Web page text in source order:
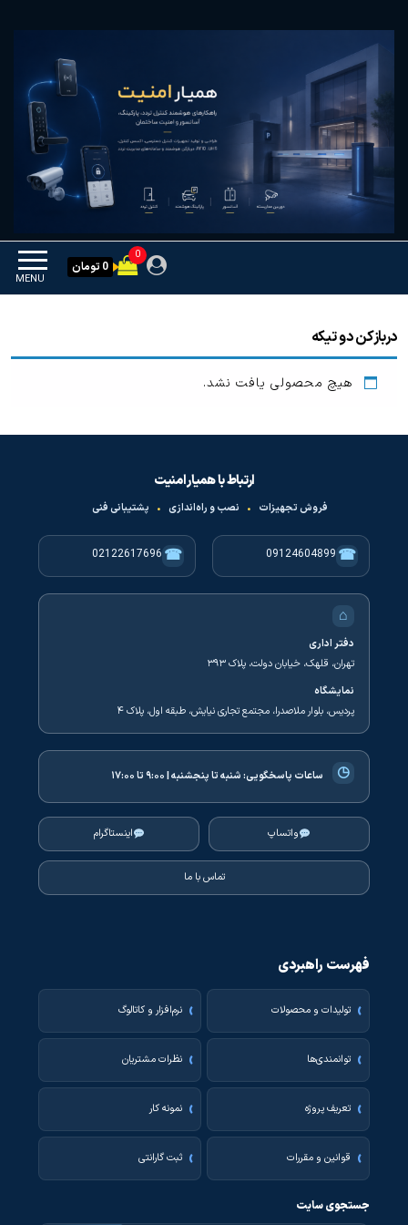
همیار امنیت
MENU
0
0 تومان
دربازکن دو تیکه
هیچ محصولی یافت نشد.
ارتباط با همیار امنیت
فروش تجهیزات • نصب و راه‌اندازی • پشتیبانی فنی
☎
09124604899
☎
02122617696
⌂
دفتر اداری
تهران، قلهک، خیابان دولت، پلاک ۳۹۳
نمایشگاه
پردیس، بلوار ملاصدرا، مجتمع تجاری نیایش، طبقه اول، پلاک ۴
◷ ساعات پاسخگویی:شنبه تا پنجشنبه | ۹:۰۰ تا ۱۷:۰۰
واتساپ اینستاگرام
تماس با ما
فهرست راهبردی
تولیدات و محصولات نرم‌افزار و کاتالوگ
توانمندی‌ها نظرات مشتریان
تعریف پروژه نمونه کار
قوانین و مقررات ثبت گارانتی
جستجوی سایت